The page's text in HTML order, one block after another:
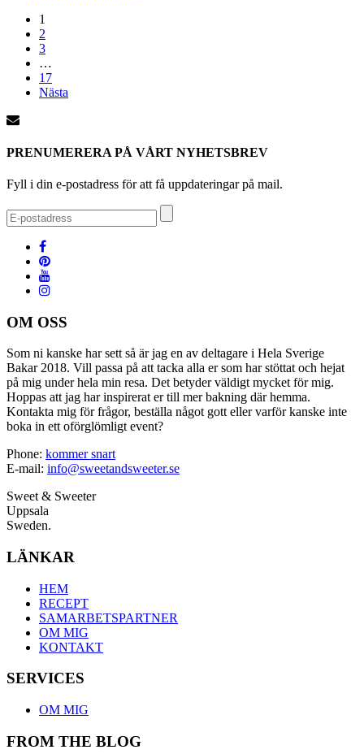
1
2
3
…
17
Nästa
PRENUMERERA PÅ VÅRT NYHETSBREV
Fyll i din e-postadress för att få uppdateringar på mail.
OM OSS
Som ni kanske har sett så är jag en av deltagare i Hela Sverige
Bakar 2018. Vill passa på att tacka alla er som har stöttat och hejat
på mig under hela min resa. Det betyder väldigt mycket för mig.
Hoppas att jag har inspirerat er till mer bakning där hemma.
Kontakta mig för frågor, beställa något gott eller varför kanske inte
boka in ett oförglömligt event?
Phone: kommer snart
E-mail: info@sweetandsweeter.se
Sweet & Sweeter
Uppsala
Sweden.
LÄNKAR
HEM
RECEPT
SAMARBETSPARTNER
OM MIG
KONTAKT
SERVICES
OM MIG
FROM THE BLOG